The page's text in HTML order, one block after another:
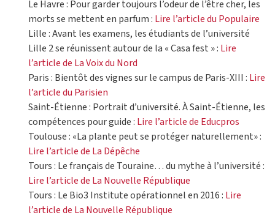
Le Havre : Pour garder toujours l’odeur de l’être cher, les
morts se mettent en parfum : Lire l’article du Populaire
Lille : Avant les examens, les étudiants de l’université
Lille 2 se réunissent autour de la « Casa fest » : Lire
l’article de La Voix du Nord
Paris : Bientôt des vignes sur le campus de Paris-XIII : Lire
l’article du Parisien
Saint-Étienne : Portrait d’université. À Saint-Étienne, les
compétences pour guide : Lire l’article de Educpros
Toulouse : «La plante peut se protéger naturellement» :
Lire l’article de La Dépêche
Tours : Le français de Touraine… du mythe à l’université :
Lire l’article de La Nouvelle République
Tours : Le Bio3 Institute opérationnel en 2016 : Lire
l’article de La Nouvelle République